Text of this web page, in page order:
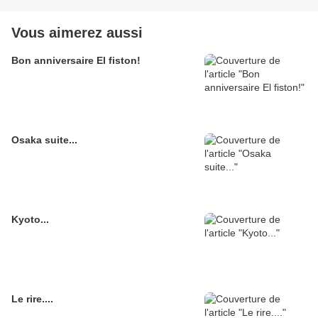
Vous aimerez aussi
Bon anniversaire El fiston!
Osaka suite...
Kyoto...
Le rire....